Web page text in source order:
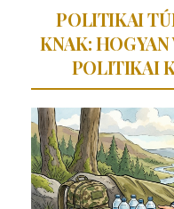
POLITIKAI
KNAK:
POLITIKAI